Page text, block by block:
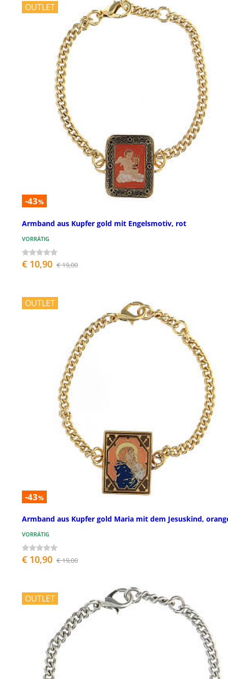
OUTLET
-43%
Armband aus Kupfer gold mit Engelsmotiv, rot
VORRÄTIG
€ 10,90 € 19,00
OUTLET
-43%
Armband aus Kupfer gold Maria mit dem Jesuskind,
VORRÄTIG
€ 10,90 € 19,00
OUTLET